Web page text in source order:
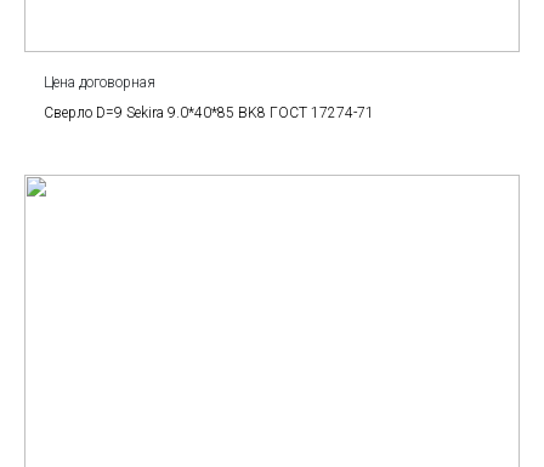
Цена договорная
Сверло D=9 Sekira 9.0*40*85 BK8 ГОСТ 17274-71